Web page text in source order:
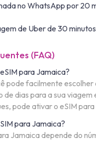
no WhatsApp por 20
de Uber de 30
(FAQ)
para Jamaica?
pode facilmente escolher
de dias para a sua viagem
pode ativar o eSIM
para Jamaica?
Jamaica depende do